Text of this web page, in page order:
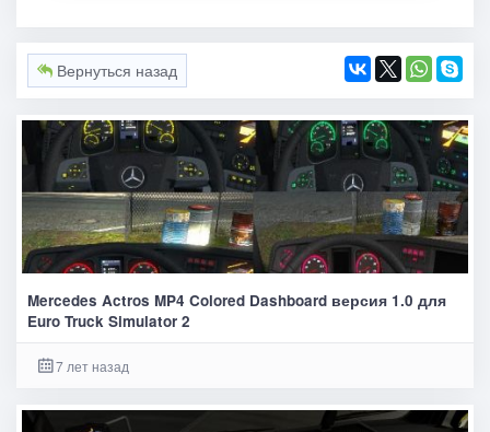
Вернуться назад
Mercedes Actros MP4 Colored Dashboard версия 1.0 для
Euro Truck Simulator 2
7 лет назад